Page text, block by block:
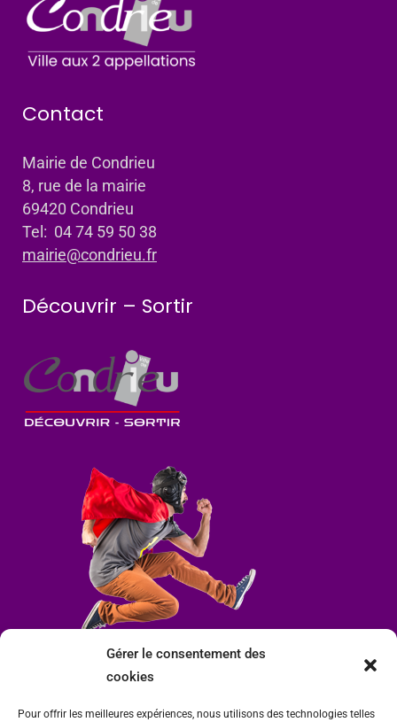
Gérer le consentement des
cookies
Pour offrir les meilleures expériences, nous utilisons des technologies telles
Contact
Mairie de Condrieu
8, rue de la mairie
69420 Condrieu
Tel: 04 74 59 50 38
mairie@condrieu.fr
Découvrir – Sortir